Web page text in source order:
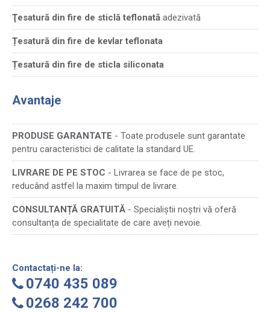
Ţesatură din fire de sticlă teflonată adezivată
Țesatură din fire de kevlar teflonata
Țesatură din fire de sticla siliconata
Avantaje
PRODUSE GARANTATE - Toate produsele sunt garantate
pentru caracteristici de calitate la standard UE.
LIVRARE DE PE STOC - Livrarea se face de pe stoc,
reducând astfel la maxim timpul de livrare.
CONSULTANȚĂ GRATUITĂ - Specialiștii noștri vă oferă
consultanța de specialitate de care aveți nevoie.
Contactați-ne la:
0740 435 089
0268 242 700